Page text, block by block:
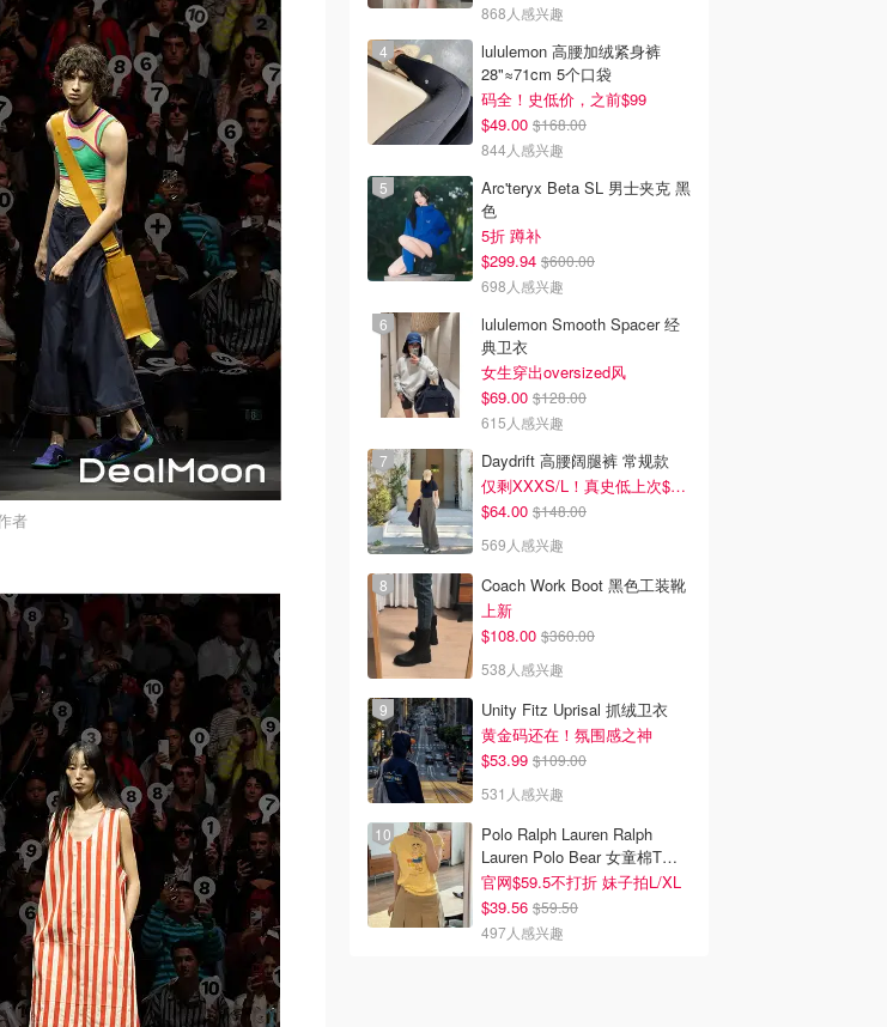
者
868人感兴趣
lululemon 高腰加绒紧身裤
28"≈71cm 5个口袋
码全！史低价，之前$99
$49.00 $168.00
844人感兴趣
Arc'teryx Beta SL 男士夹克 黑
色
5折 蹲补
$299.94 $600.00
698人感兴趣
lululemon Smooth Spacer 经
典卫衣
女生穿出oversized风
$69.00 $128.00
615人感兴趣
Daydrift 高腰阔腿裤 常规款
仅剩XXXS/L！真史低上次$114
$64.00 $148.00
569人感兴趣
Coach Work Boot 黑色工装靴
上新
$108.00 $360.00
538人感兴趣
Unity Fitz Uprisal 抓绒卫衣
黄金码还在！氛围感之神
$53.99 $109.00
531人感兴趣
Polo Ralph Lauren Ralph
Lauren Polo Bear 女童棉T恤
染色 1件
官网$59.5不打折 妹子拍L/XL
$39.56 $59.50
497人感兴趣